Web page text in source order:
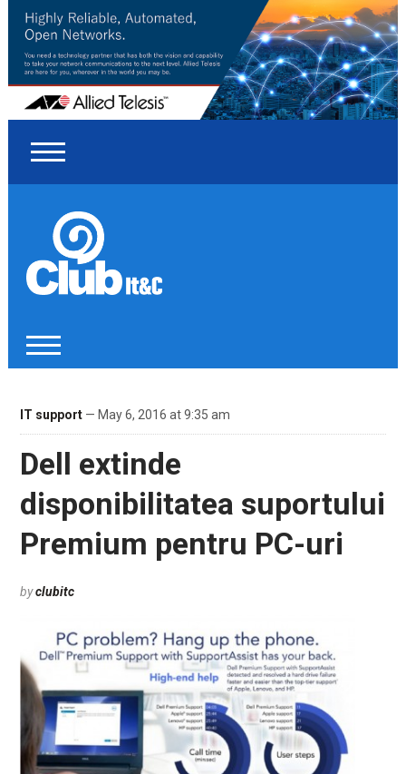
IT support— May 6, 2016 at 9:35 am
Dell extinde
disponibilitatea suportului
Premium pentru PC-uri
byclubitc